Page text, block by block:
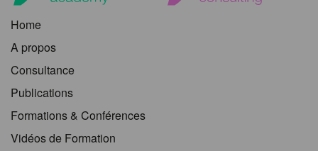
Home
A propos
Consultance
Publications
Formations & Conférences
Vidéos de Formation